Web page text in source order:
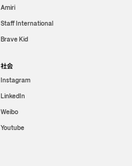
Amiri
Staff International
Brave Kid
社会
Instagram
LinkedIn
Weibo
Youtube